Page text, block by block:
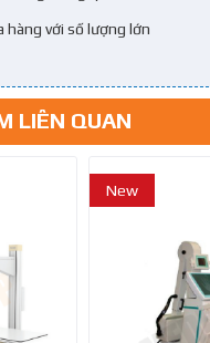
hàng với số lượng lớn
LIÊN QUAN
New